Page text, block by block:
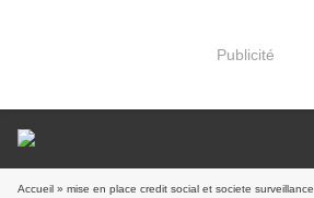
Publicité
Accueil » mise en place credit social et societe surveillance